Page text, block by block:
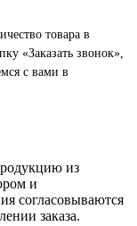
товара в
«Заказать звонок»,
с вами в
из
и
согласовываются
заказа.